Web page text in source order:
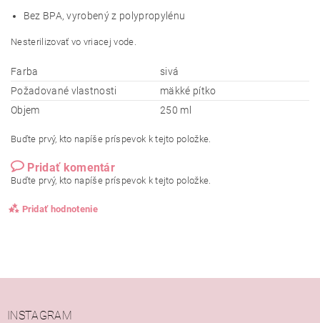
Bez BPA, vyrobený z polypropylénu
Nesterilizovať vo vriacej vode.
Farba
sivá
Požadované vlastnosti
mäkké pítko
Objem
250 ml
Buďte prvý, kto napíše príspevok k tejto položke.
Pridať komentár
Buďte prvý, kto napíše príspevok k tejto položke.
Pridať hodnotenie
INSTAGRAM